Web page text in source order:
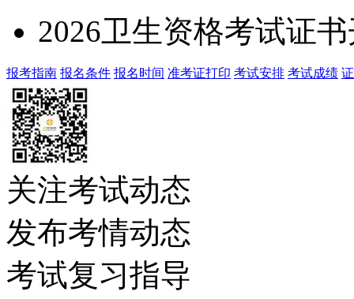
2026卫生资格考试证
报考指南 报名条件 报名时间 准考证打印 考试安排 考试成绩
关注考试动态
发布考情动态
考试复习指导